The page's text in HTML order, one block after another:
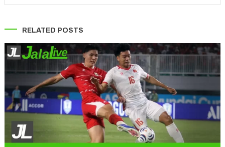
RELATED POSTS